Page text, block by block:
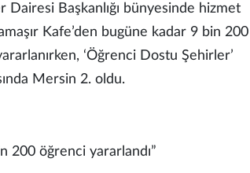
Dairesi Başkanlığı bünyesinde hizmet
Kafe’den bugüne kadar 9 bin 200
‘Öğrenci Dostu Şehirler’
Mersin 2. oldu.
200 öğrenci yararlandı”